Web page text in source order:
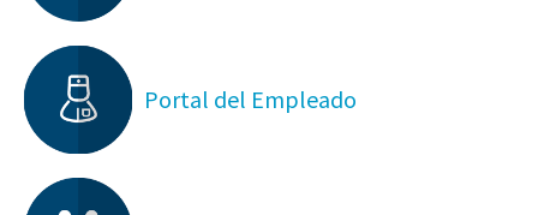
Portal del Empleado